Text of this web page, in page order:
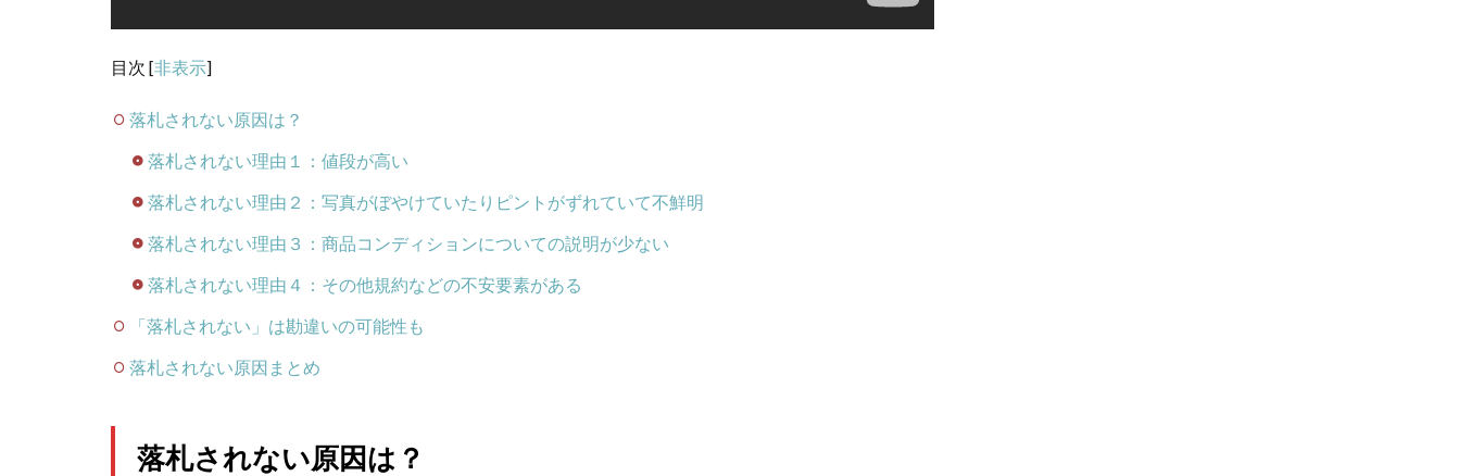
目次 [非表示]
落札されない原因は？
落札されない理由１：値段が高い
落札されない理由２：写真がぼやけていたりピントがずれていて不鮮明
落札されない理由３：商品コンディションについての説明が少ない
落札されない理由４：その他規約などの不安要素がある
「落札されない」は勘違いの可能性も
落札されない原因まとめ
落札されない原因は？